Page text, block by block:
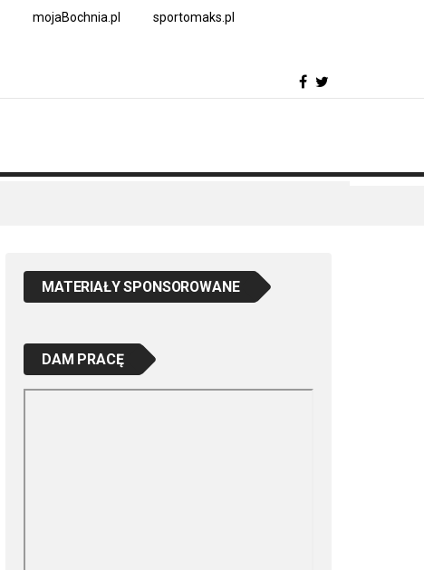
mojaBochnia.pl sportomaks.pl
MATERIAŁY SPONSOROWANE
DAM PRACĘ